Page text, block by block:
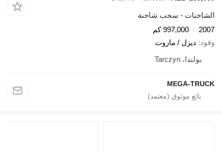
الشاحنات - سحب شاحنة
2007
997,000 كم
وقود ديزل / مازوت
بولندا، Tarczyn
MEGA-TRUCK